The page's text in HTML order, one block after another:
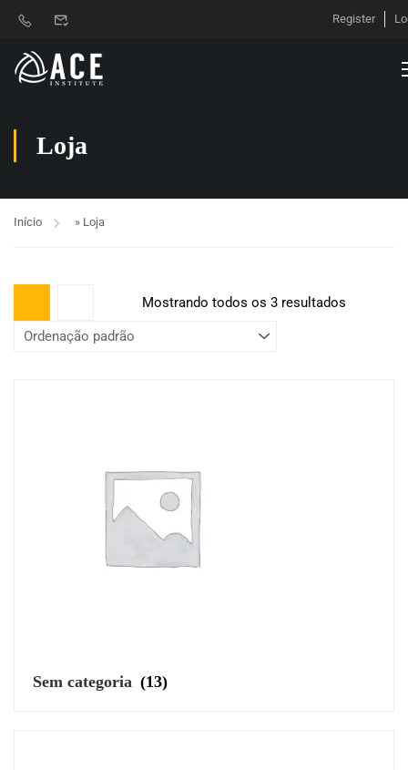
Register
Loja
Início » Loja
Mostrando todos os 3 resultados
Sem categoria (13)